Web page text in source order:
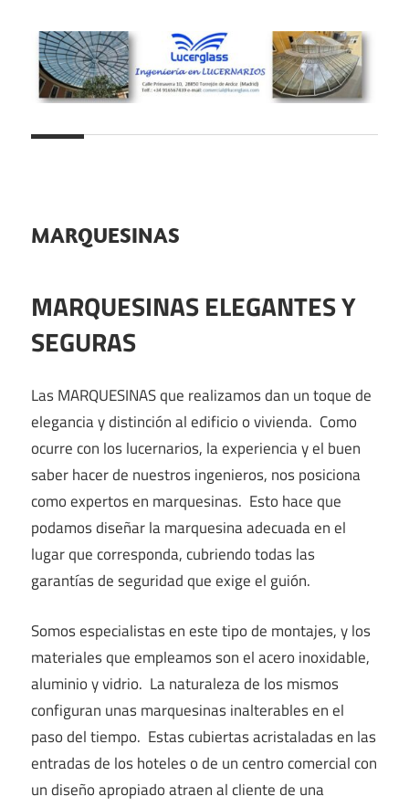
al
contenido
Lucerglass
Ingeniería
lucernarios
Lucernarios
y
MARQUESINAS
MARQUESINAS ELEGANTES Y
SEGURAS
Las MARQUESINAS que realizamos dan un toque de
elegancia y distinción al edificio o vivienda. Como
ocurre con los lucernarios, la experiencia y el buen
saber hacer de nuestros ingenieros, nos posiciona
como expertos en marquesinas. Esto hace que
podamos diseñar la marquesina adecuada en el
lugar que corresponda, cubriendo todas las
garantías de seguridad que exige el guión.
Somos especialistas en este tipo de montajes, y los
materiales que empleamos son el acero inoxidable,
aluminio y vidrio. La naturaleza de los mismos
configuran unas marquesinas inalterables en el
paso del tiempo. Estas cubiertas acristaladas en las
entradas de los hoteles o de un centro comercial con
un diseño apropiado atraen al cliente de una